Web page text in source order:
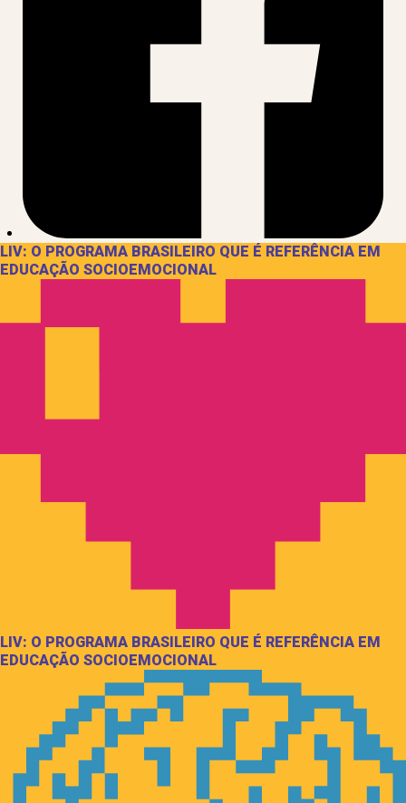
LIV: O PROGRAMA BRASILEIRO QUE É REFERÊNCIA EM
EDUCAÇÃO SOCIOEMOCIONAL
LIV: O PROGRAMA BRASILEIRO QUE É REFERÊNCIA EM
EDUCAÇÃO SOCIOEMOCIONAL